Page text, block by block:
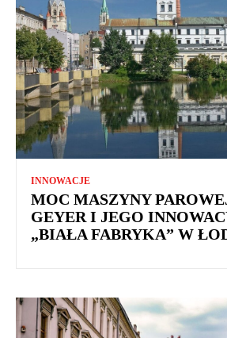
INNOWACJE
MOC MASZYNY
GEYER I JEGO
„BIAŁA FABRYKA” W